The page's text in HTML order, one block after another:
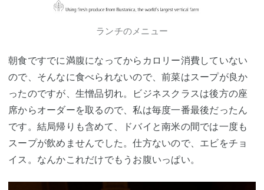
ランチのメニュー
朝食ですでに満腹になってからカロリー消費していない
ので、そんなに食べられないので、前菜はスープが良か
ったのですが、生憎品切れ。ビジネスクラスは後方の座
席からオーダーを取るので、私は毎度一番最後だったん
です。結局帰りも含めて、ドバイと南米の間では一度も
スープが飲めませんでした。仕方ないので、エビをチョ
イス。なんかこれだけでもうお腹いっぱい。